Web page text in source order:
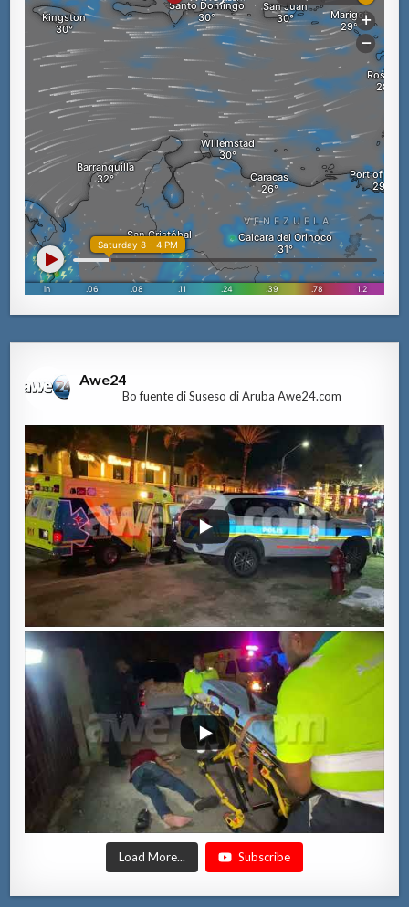
Awe24
Bo fuente di Suseso di Aruba Awe24.com
Load More... Subscribe